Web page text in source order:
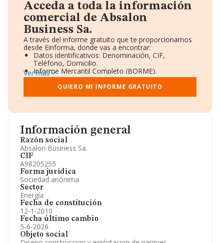
Información general
Razón social
Absalon Business Sa.
CIF
A98205255
Forma jurídica
Sociedad anónima
Sector
Energía
Fecha de constitución
12-1-2010
Fecha último cambio
5-6-2026
Objeto social
Acceda a toda la información
comercial de Absalon
Business Sa.
A través del informe gratuito que te proporcionamos
desde Einforma, donde vas a encontrar:
Datos identificativos: Denominación, CIF,
Teléfono, Domicilio.
Informe Mercantil Completo (BORME).
Gráficos de Evolución Ventas y Empleados.
Consejo de Administración y Administradores.
Directivos y Ejecutivos.
Información oficial y registral complementaria.
Ver más
QUIERO MI INFORME GRATUITO